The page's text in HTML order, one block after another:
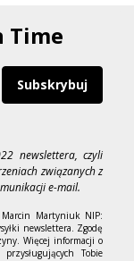
Time
Subskrybuj
newslettera, czyli
związanych z
e-mail.
Martyniuk NIP:
newslettera. Zgodę
Więcej informacji o
Tobie